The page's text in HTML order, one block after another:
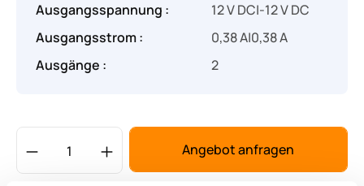
Ausgangsspannung :
12 V DC|-12 V DC
Ausgangsstrom :
0,38 A|0,38 A
Ausgänge :
2
Produkt Anzahl: Gib den gewünschten
Angebot anfragen